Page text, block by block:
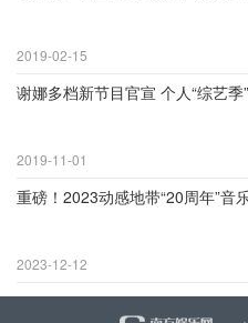
2019-02-15
谢娜多档新节目官宣 个人“综艺季
2019-11-01
重磅！2023动感地带“20周年”音
2023-12-12